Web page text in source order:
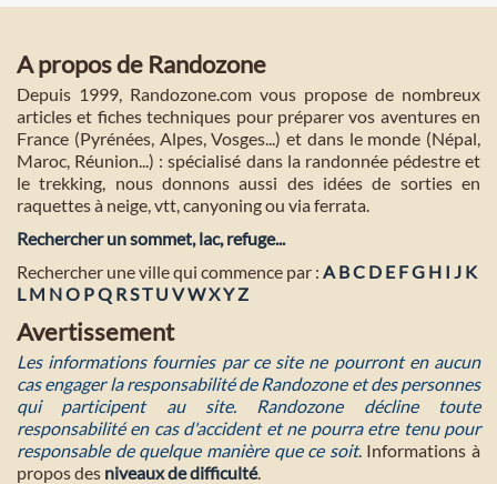
A propos de Randozone
Depuis 1999, Randozone.com vous propose de nombreux
articles et fiches techniques pour préparer vos aventures en
France (Pyrénées, Alpes, Vosges...) et dans le monde (Népal,
Maroc, Réunion...) : spécialisé dans la randonnée pédestre et
le trekking, nous donnons aussi des idées de sorties en
raquettes à neige, vtt, canyoning ou via ferrata.
Rechercher un sommet, lac, refuge...
Rechercher une ville qui commence par : A BC D E FG H I J K
L M NO PQ R ST U VWXY Z
Avertissement
Les informations fournies par ce site ne pourront en aucun
cas engager la responsabilité de Randozone et des personnes
qui participent au site. Randozone décline toute
responsabilité en cas d'accident et ne pourra etre tenu pour
responsable de quelque manière que ce soit. Informations à
propos des niveaux de difficulté.